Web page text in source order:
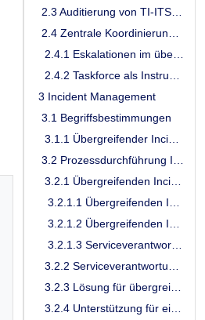
3 Incident Management
3.1 Begriffsbestimmungen